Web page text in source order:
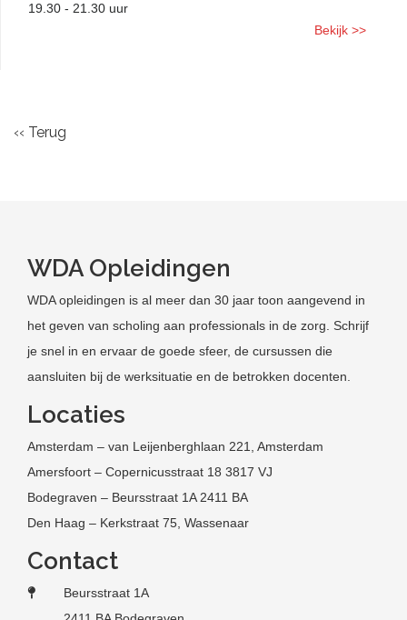
19.30 - 21.30 uur
Bekijk >>
‹‹ Terug
WDA Opleidingen
WDA opleidingen is al meer dan 30 jaar toon aangevend in
het geven van scholing aan professionals in de zorg. Schrijf
je snel in en ervaar de goede sfeer, de cursussen die
aansluiten bij de werksituatie en de betrokken docenten.
Locaties
Amsterdam – van Leijenberghlaan 221, Amsterdam
Amersfoort – Copernicusstraat 18 3817 VJ
Bodegraven – Beursstraat 1A 2411 BA
Den Haag – Kerkstraat 75, Wassenaar
Contact
Beursstraat 1A